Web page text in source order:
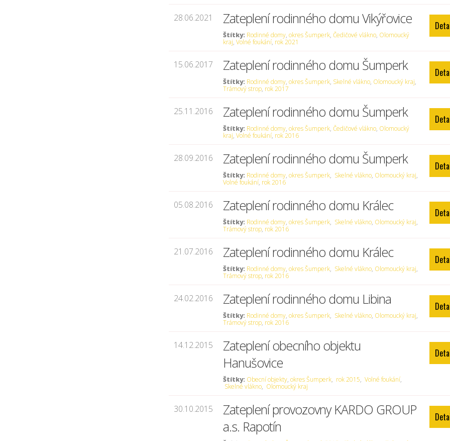
28.06.2021 Zateplení rodinného domu Vikýřovice
Štítky: Rodinné domy, okres Šumperk, Čedičové vlákno, Olomoucký
kraj, Volné foukání, rok 2021
15.06.2017 Zateplení rodinného domu Šumperk
Štítky: Rodinné domy, okres Šumperk, Skelné vlákno, Olomoucký kraj,
Trámový strop, rok 2017
25.11.2016 Zateplení rodinného domu Šumperk
Štítky: Rodinné domy, okres Šumperk, Čedičové vlákno, Olomoucký
kraj, Volné foukání, rok 2016
28.09.2016 Zateplení rodinného domu Šumperk
Štítky: Rodinné domy, okres Šumperk, Skelné vlákno, Olomoucký kraj,
Volné foukání, rok 2016
05.08.2016 Zateplení rodinného domu Králec
Štítky: Rodinné domy, okres Šumperk, Skelné vlákno, Olomoucký kraj,
Trámový strop, rok 2016
21.07.2016 Zateplení rodinného domu Králec
Štítky: Rodinné domy, okres Šumperk, Skelné vlákno, Olomoucký kraj,
Trámový strop, rok 2016
24.02.2016 Zateplení rodinného domu Libina
Štítky: Rodinné domy, okres Šumperk, Skelné vlákno, Olomoucký kraj,
Trámový strop, rok 2016
14.12.2015
Zateplení obecního objektu
Hanušovice
Štítky: Obecní objekty, okres Šumperk, rok 2015, Volné foukání,
Skelné vlákno, Olomoucký kraj
30.10.2015
Zateplení provozovny KARDO GROUP
a.s. Rapotín